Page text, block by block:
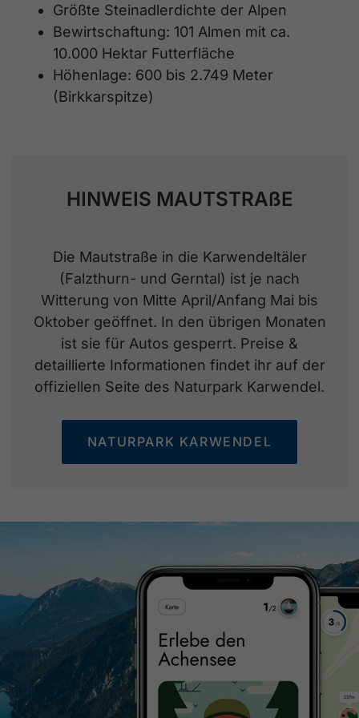
Größte Steinadlerdichte der Alpen
Bewirtschaftung: 101 Almen mit ca.
10.000 Hektar Futterfläche
Höhenlage: 600 bis 2.749 Meter
(Birkkarspitze)
HINWEIS MAUTSTRAßE
Die Mautstraße in die Karwendeltäler
(Falzthurn- und Gerntal) ist je nach
Witterung von Mitte April/Anfang Mai bis
Oktober geöffnet. In den übrigen Monaten
ist sie für Autos gesperrt. Preise &
detaillierte Informationen findet ihr auf der
offiziellen Seite des Naturpark Karwendel.
NATURPARK KARWENDEL